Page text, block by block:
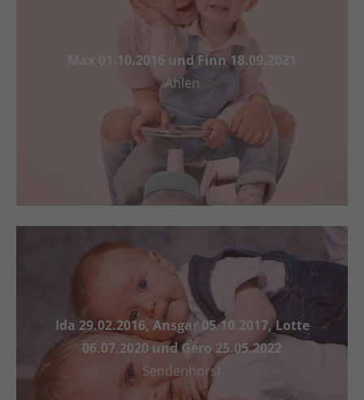
Max 01.10.2016 und Finn 18.09.2021
Ahlen
Ida 29.02.2016, Ansgar 05.10.2017, Lotte
06.07.2020 und Gero 25.05.2022
Sendenhorst